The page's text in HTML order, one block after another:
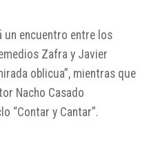
un encuentro entre los
Zafra y Javier
oblicua”, mientras que
Nacho Casado
“Contar y Cantar”.